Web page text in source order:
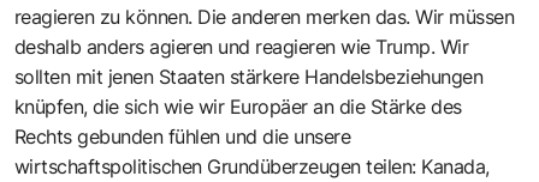
reagieren zu können. Die anderen merken das. Wir müssen
deshalb anders agieren und reagieren wie Trump. Wir
sollten mit jenen Staaten stärkere Handelsbeziehungen
knüpfen, die sich wie wir Europäer an die Stärke des
Rechts gebunden fühlen und die unsere
wirtschaftspolitischen Grundüberzeugen teilen: Kanada,